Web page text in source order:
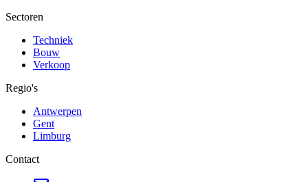
Sectoren
Techniek
Bouw
Verkoop
Regio's
Antwerpen
Gent
Limburg
Contact